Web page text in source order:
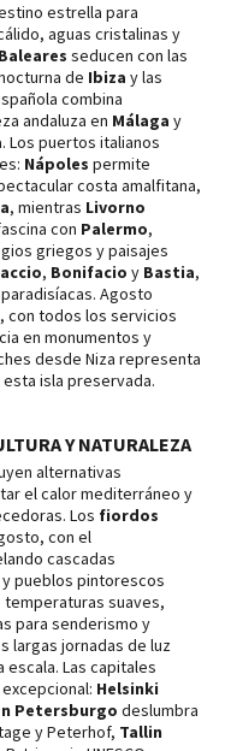
estrella para
aguas cristalinas y
Baleares seducen con las
de Ibiza y las
combina
andaluza en Málaga y
. Los puertos italianos
Nápoles permite
costa amalfitana,
, mientras Livorno
con Palermo,
griegos y paisajes
, Bonifacio y Bastia,
Agosto
con todos los servicios
en monumentos y
desde Niza representa
isla preservada.
Y NATURALEZA
alternativas
el calor mediterráneo y
Los fiordos
con el
cascadas
pueblos pintorescos
temperaturas suaves,
para senderismo y
largas jornadas de luz
Las capitales
Helsinki
Petersburgo deslumbra
y Peterhof, Tallin